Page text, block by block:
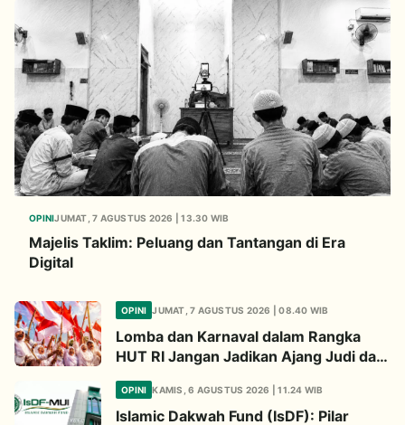
OPINIJUMAT, 7 AGUSTUS 2026 | 13.30 WIB
Majelis Taklim: Peluang dan Tantangan di Era
Digital
OPINI JUMAT, 7 AGUSTUS 2026 | 08.40 WIB
Lomba dan Karnaval dalam Rangka
HUT RI Jangan Jadikan Ajang Judi dan
OPINI KAMIS, 6 AGUSTUS 2026 | 11.24 WIB
Islamic Dakwah Fund (IsDF): Pilar